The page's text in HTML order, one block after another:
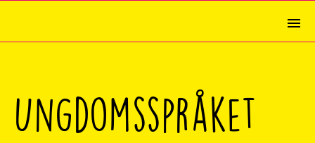
Ungdomsspråket